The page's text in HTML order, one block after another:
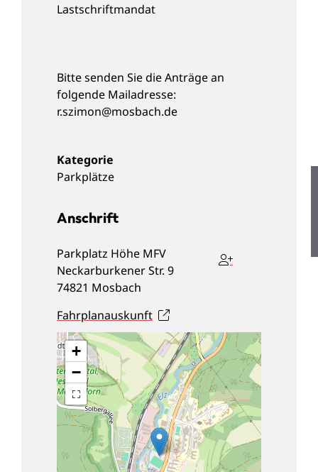
Lastschriftmandat
Bitte senden Sie die Anträge an
folgende Mailadresse:
r.szimon@mosbach.de
Parkplätze
Anschrift
Parkplatz Höhe MFV
Neckarburkener Str. 9
74821 Mosbach
Fahrplanauskunft
+
−